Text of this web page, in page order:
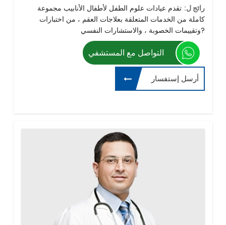
رائج ل: تقدم عيادات علوم الطفل لأطفال الأنابيب مجموعة
كاملة من الخدمات المتعلقة بعلاجات العقم ، من اختبارات
وتقييمات الخصوبة ، والاستشارات النفسي?
التواصل مع المستشفي
أرسل إستفسار